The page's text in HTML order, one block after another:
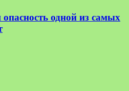
одной из самых